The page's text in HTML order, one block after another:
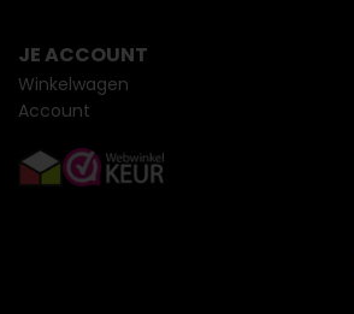
JE ACCOUNT
Winkelwagen
Account